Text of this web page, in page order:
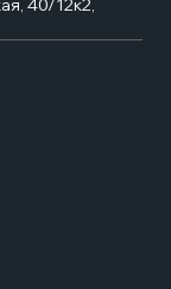
40/12к2,